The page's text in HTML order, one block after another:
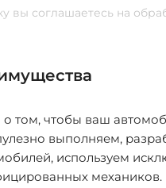
вы соглашаетесь на
том, чтобы ваш
выполняем,
используем
механиков.